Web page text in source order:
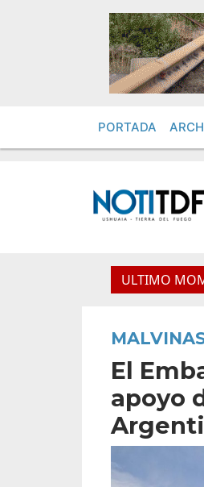
PORTADA
ULTIMO
para la Nueva
El
apoyo